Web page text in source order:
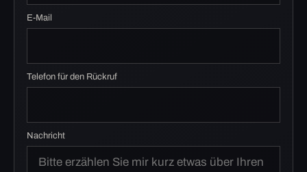
E-Mail
Telefon für den Rückruf
Nachricht